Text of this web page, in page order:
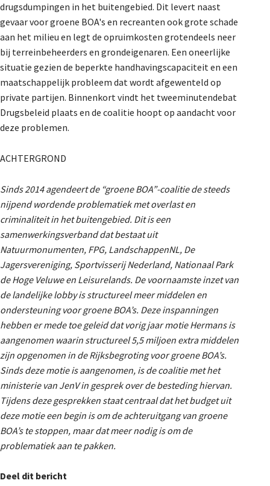
drugsdumpingen in het buitengebied. Dit levert naast
gevaar voor groene BOA's en recreanten ook grote schade
aan het milieu en legt de opruimkosten grotendeels neer
bij terreinbeheerders en grondeigenaren. Een oneerlijke
situatie gezien de beperkte handhavingscapaciteit en een
maatschappelijk probleem dat wordt afgewenteld op
private partijen. Binnenkort vindt het tweeminutendebat
Drugsbeleid plaats en de coalitie hoopt op aandacht voor
deze problemen.
ACHTERGROND
Sinds 2014 agendeert de “groene BOA”-coalitie de steeds
nijpend wordende problematiek met overlast en
criminaliteit in het buitengebied. Dit is een
samenwerkingsverband dat bestaat uit
Natuurmonumenten, FPG, LandschappenNL, De
Jagersvereniging, Sportvisserij Nederland, Nationaal Park
de Hoge Veluwe en Leisurelands. De voornaamste inzet van
de landelijke lobby is structureel meer middelen en
ondersteuning voor groene BOA’s. Deze inspanningen
hebben er mede toe geleid dat vorig jaar motie Hermans is
aangenomen waarin structureel 5,5 miljoen extra middelen
zijn opgenomen in de Rijksbegroting voor groene BOA’s.
Sinds deze motie is aangenomen, is de coalitie met het
ministerie van JenV in gesprek over de besteding hiervan.
Tijdens deze gesprekken staat centraal dat het budget uit
deze motie een begin is om de achteruitgang van groene
BOA’s te stoppen, maar dat meer nodig is om de
problematiek aan te pakken.
Deel dit bericht